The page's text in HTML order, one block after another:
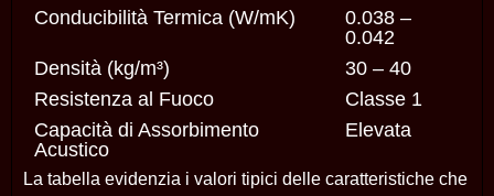
Conducibilità Termica (W/mK)
0.038 –
0.042
Densità (kg/m³)
30 – 40
Resistenza al Fuoco
Classe 1
Capacità di Assorbimento
Acustico
Elevata
La tabella evidenzia i valori tipici delle caratteristiche che